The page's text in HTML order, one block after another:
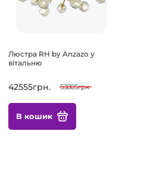
Люстра RH by Anzazo у
вітальню
42555грн. 53805грн.
В кошик